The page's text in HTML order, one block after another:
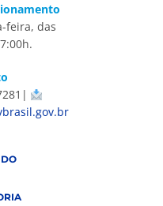
feira, das